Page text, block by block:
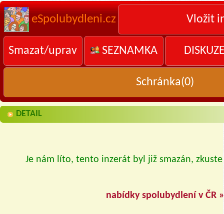
eSpolubydleni.cz Vložit
Smazat/uprav SEZNAMKA
Schránka(0)
DETAIL
Je nám líto, tento inzerát byl již smazán,
nabídky spolubydlení v ČR »